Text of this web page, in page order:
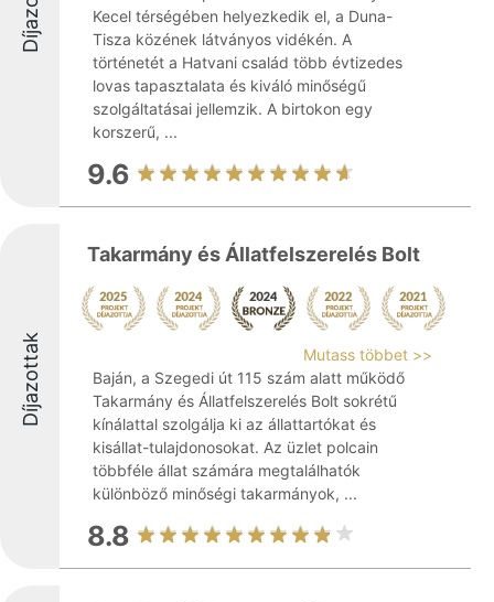
Kecel térségében helyezkedik el, a Duna-
Tisza közének látványos vidékén. A
történetét a Hatvani család több évtizedes
lovas tapasztalata és kiváló minőségű
szolgáltatásai jellemzik. A birtokon egy
korszerű, ...
9.6
Díjazottak
Takarmány és Állatfelszerelés Bolt
Mutass többet >>
Baján, a Szegedi út 115 szám alatt működő
Takarmány és Állatfelszerelés Bolt sokrétű
kínálattal szolgálja ki az állattartókat és
kisállat-tulajdonosokat. Az üzlet polcain
többféle állat számára megtalálhatók
különböző minőségi takarmányok, ...
8.8